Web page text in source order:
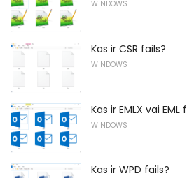
WINDOWS
Kas ir CSR fails?
WINDOWS
Kas ir EMLX vai EML
WINDOWS
Kas ir WPD fails?